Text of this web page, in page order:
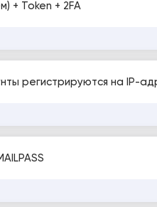
+ Token + 2FA
/ Подтверждены по почте / Пол: MIX / 2FA / Аккаунты